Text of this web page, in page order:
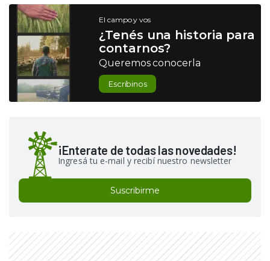
El campo y vos
¿Tenés una historia para
contarnos?
Queremos conocerla
Escribinos
¡Enterate de todas las novedades!
Ingresá tu e-mail y recibí nuestro newsletter
Suscribirme